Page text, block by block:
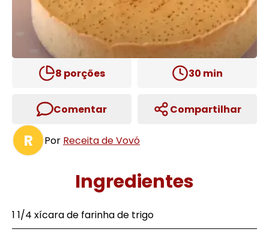
8 porções 30 min
Comentar Compartilhar
R Por Receita de Vovó
Ingredientes
1 1/4 xícara de farinha de trigo